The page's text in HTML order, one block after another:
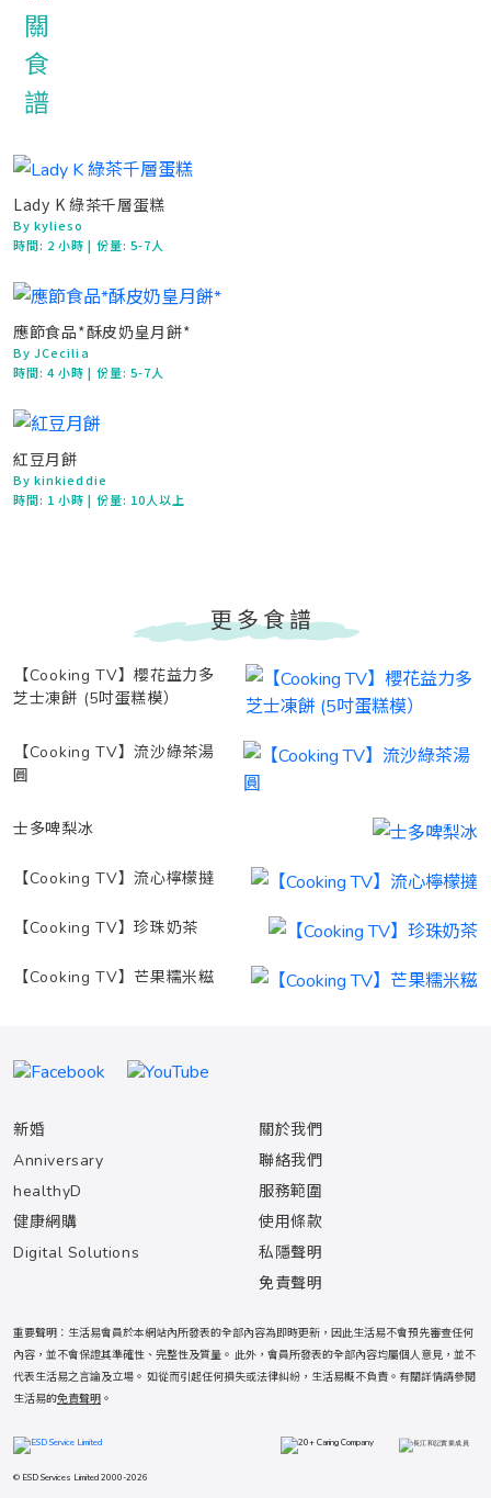
Lady K 綠茶千層蛋糕
By kylieso
時間: 2 小時| 份量: 5-7人
應節食品*酥皮奶皇月餅*
By JCecilia
時間:4 小時| 份量: 5-7人
紅豆月餅
By kinkieddie
時間: 1 小時| 份量: 10人以上
更多食譜
【Cooking TV】櫻花益力多
芝士凍餅 (5吋蛋糕模）
【Cooking TV】流沙綠茶湯
圓
士多啤梨冰
【Cooking TV】流心檸檬撻
【Cooking TV】珍珠奶茶
【Cooking TV】芒果糯米糍
新婚
Anniversary
healthyD
健康網購
Digital Solutions
關於我們
聯絡我們
服務範圍
使用條款
私隱聲明
免責聲明
重要聲明：生活易會員於本網站內所發表的全部內容為即時更新，因此生活易不會預先審查任何
內容，並不會保證其準確性、完整性及質量。 此外，會員所發表的全部內容均屬個人意見，並不
代表生活易之言論及立場。 如從而引起任何損失或法律糾紛，生活易概不負責。有關詳情請參閱
生活易的免責聲明 。
© ESD Services Limited 2000-2026